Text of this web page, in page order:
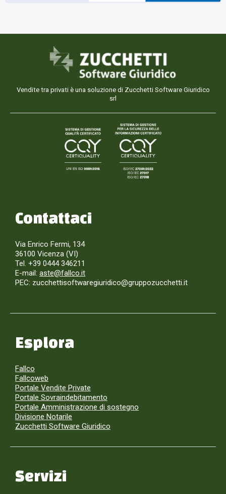
Vendite tra privati è una soluzione di Zucchetti Software Giuridico
srl
Contattaci
Via Enrico Fermi, 134
36100 Vicenza (VI)
Tel. +39 0444 346211
E-mail: aste@fallco.it
PEC: zucchettisoftwaregiuridico@gruppozucchetti.it
Esplora
Fallco
Fallcoweb
Portale Vendite Private
Portale Sovraindebitamento
Portale Amministrazione di sostegno
Divisione Notarile
Zucchetti Software Giuridico
Servizi